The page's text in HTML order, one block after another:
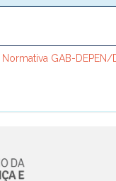
Normativa GAB-